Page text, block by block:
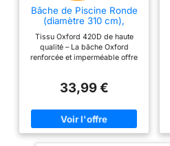
Bâche de Piscine Ronde
(diamètre 310 cm),
420D
Tissu Oxford 420D de haute
qualité – La bâche Oxford
renforcée et imperméable offre
efficacement contre les rayons
de vie prolongée et offre une
protection durable. Elle résiste
efficacement au vent, à la pluie,
33,99 €